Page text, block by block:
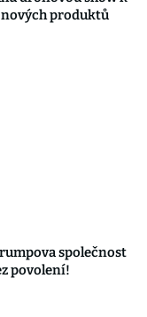
produktů
společnost
povolení!